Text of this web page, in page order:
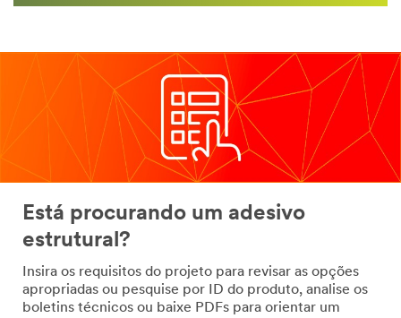
Está procurando um adesivo
estrutural?
Insira os requisitos do projeto para revisar as opções
apropriadas ou pesquise por ID do produto, analise os
boletins técnicos ou baixe PDFs para orientar um